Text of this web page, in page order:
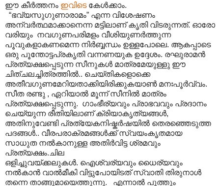
ഈ കീർത്തനം ഇവിടെകേൾക്കാം.
“ഭവ്യസുഗുണാരാമം” എന്ന വിശേഷണം
അന്വര്‍ത്ഥമാക്കാനെന്ന മട്ടിലാണ് കൃതി വിടരുന്നത്. ഓരോ
വരിയും നവഗുണപരിമളം വീശിയുണര്‍ത്തുന്ന
പൂവുകളാകണമെന്ന നിർബ്ബന്ധം ഉള്ളപോലെ. ആകപ്പാടെ
ഒരു പൂന്തോട്ടപ്രകൃതി വന്നണയുക ഉദ്ദേശം. രഘുരാമന്‍
പ്രത്യക്ഷപ്പെടുന്ന സീനുകള്‍ മാത്രമേയുള്ളു ഈ
ചിത്ചലച്ചിത്രത്തില്‍.. ചെയ്തികളൊക്കെ
അതീവഗുണമേറിയതാക്കിയിരിക്കുകയാണ്‍ മനഃപൂര്‍വ്വം.
സീത രണ്ടു ‍, ഏറിയാൽ മൂന്ന് സീനിൽ മാത്രം
പ്രത്യക്ഷപ്പെടുന്നു. ഗാംഭീര്യവും പ്രാഭവവും പ്രദാനം
ചെയ്യുന്ന രീതിയിലാണ് ക്രിയാകൃത്യങ്ങള്‍,
അതിനുവേണ്ടി പ്രത്യേകനിഷ്കര്‍ഷയില്‍ തെരഞ്ഞെടുത്ത
പദങ്ങള്‍.. വീരപരാക്രമങ്ങള്‍ക്ക് സ്വയംകൃതമായ
സാധുത നല്‍കാനുള്ള അതിര്‍വിട്ട ശ്രമവും
പ്രത്യക്ഷം.ചില
ഒളിച്ചുവയ്ക്കലുകള്‍. ഐശ്വര്യവും ധൈര്യവും
നല്‍കാന്‍ വാല്‍മീകി വിട്ടുപോയിടത് സ്വാതി തിരുനാള്‍
തന്നെ താങ്ങുമായെത്തുന്നു. എന്നാല്‍ പൂത്തും